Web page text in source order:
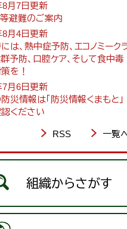
8月7日更新
避難のご案内
8月4日更新
は、熱中症予防、エコノミーク
予防、口腔ケア、そして食中毒
を！
7月6日更新
災情報は「防災情報くまもと」
ください
RSS 一覧
組織からさがす